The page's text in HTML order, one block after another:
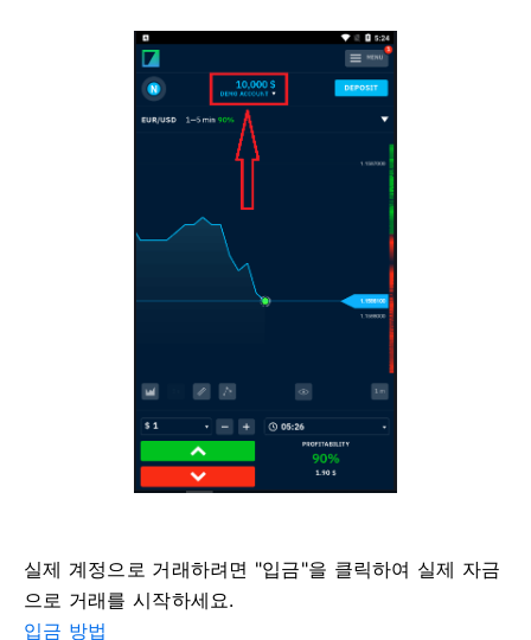
실제 계정으로 거래하려면 "입금"을 클릭하여 실제 자금
으로 거래를 시작하세요.
입금 방법